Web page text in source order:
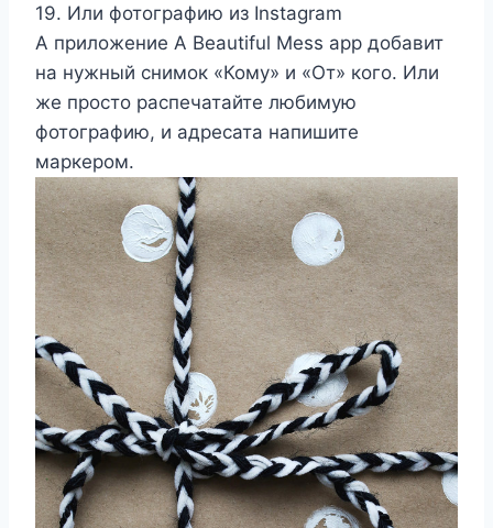
19. Или фотографию из Instagram
А приложение A Beautiful Mess app добавит
на нужный снимок «Кому» и «От» кого. Или
же просто распечатайте любимую
фотографию, и адресата напишите
маркером.